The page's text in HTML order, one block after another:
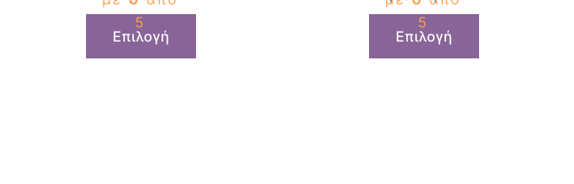
5
Επιλογή
5
Επιλογή